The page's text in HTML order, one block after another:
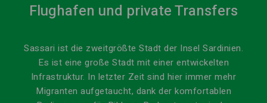
Flughafen und private Transfers
Sassari ist die zweitgrößte Stadt der Insel Sardinien.
Es ist eine große Stadt mit einer entwickelten
Infrastruktur. In letzter Zeit sind hier immer mehr
Migranten aufgetaucht, dank der komfortablen